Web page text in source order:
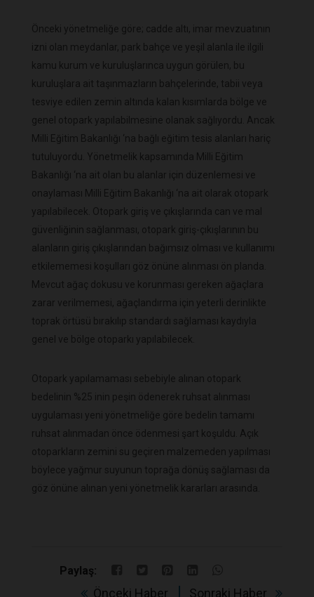
Önceki yönetmeliğe göre; cadde altı, imar mevzuatının
izni olan meydanlar, park bahçe ve yeşil alanla ile ilgili
kamu kurum ve kuruluşlarınca uygun görülen, bu
kuruluşlara ait taşınmazların bahçelerinde, tabii veya
tesviye edilen zemin altında kalan kısımlarda bölge ve
genel otopark yapılabilmesine olanak sağlıyordu. Ancak
Milli Eğitim Bakanlığı ‘na bağlı eğitim tesis alanları hariç
tutuluyordu. Yönetmelik kapsamında Milli Eğitim
Bakanlığı ‘na ait olan bu alanlar için düzenlemesi ve
onaylaması Milli Eğitim Bakanlığı ‘na ait olarak otopark
yapılabilecek. Otopark giriş ve çıkışlarında can ve mal
güvenliğinin sağlanması, otopark giriş-çıkışlarının bu
alanların giriş çıkışlarından bağımsız olması ve kullanımı
etkilememesi koşulları göz önüne alınması ön planda.
Mevcut ağaç dokusu ve korunması gereken ağaçlara
zarar verilmemesi, ağaçlandırma için yeterli derinlikte
toprak örtüsü bırakılıp standardı sağlaması kaydıyla
genel ve bölge otoparkı yapılabilecek.
Otopark yapılamaması sebebiyle alınan otopark
bedelinin %25 inin peşin ödenerek ruhsat alınması
uygulaması yeni yönetmeliğe göre bedelin tamamı
ruhsat alınmadan önce ödenmesi şart koşuldu. Açık
otoparkların zemini su geçiren malzemeden yapılması
böylece yağmur suyunun toprağa dönüş sağlaması da
göz önüne alınan yeni yönetmelik kararları arasında.
Paylaş:
Önceki Haber Sonraki Haber